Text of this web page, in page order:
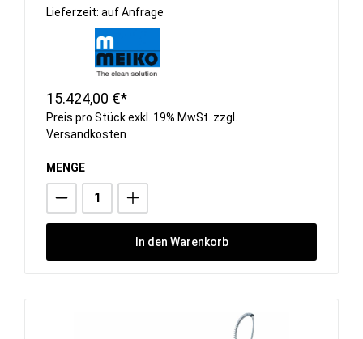
Lieferzeit: auf Anfrage
15.424,00 €*
Preis pro Stück exkl. 19% MwSt. zzgl.
Versandkosten
MENGE
In den Warenkorb